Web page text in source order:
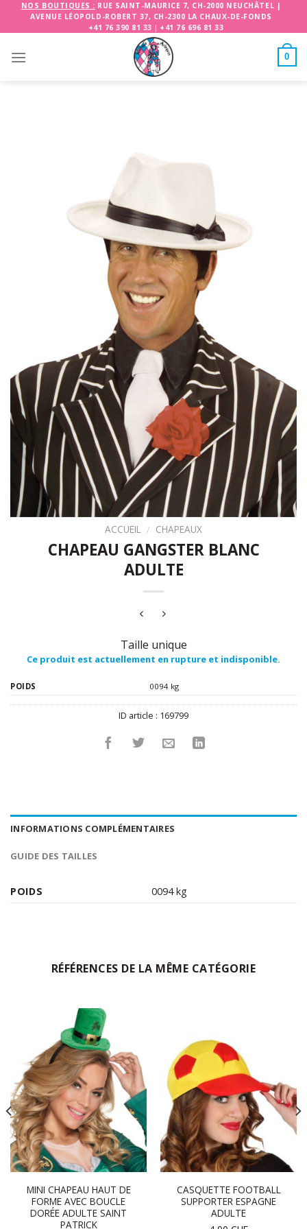
NOS BOUTIQUES : RUE SAINT-MAURICE 7, CH-2000 NEUCHÂTEL |
AVENUE LÉOPOLD-ROBERT 37, CH-2300 LA CHAUX-DE-FONDS
+41 76 390 81 33 | +41 76 696 81 33
0
ACCUEIL / CHAPEAUX
CHAPEAU GANGSTER BLANC
ADULTE
Taille unique
Ce produit est actuellement en rupture et indisponible.
POIDS 0094 kg
ID article : 169799
INFORMATIONS COMPLÉMENTAIRES
GUIDE DES TAILLES
POIDS 0094 kg
RÉFÉRENCES DE LA MÊME CATÉGORIE
MINI CHAPEAU HAUT DE
FORME AVEC BOUCLE
DORÉE ADULTE SAINT
PATRICK
CASQUETTE FOOTBALL
SUPPORTER ESPAGNE
ADULTE